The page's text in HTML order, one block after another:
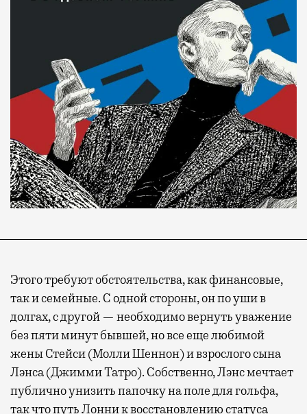
Современный путешественник часто берет
с собой не только чемодан, но и ноутбук.
А ожидание рейса все чаще превращается
не в потерянное время, а в возможность
спокойно закончить дела или спланировать
активности в путешествии, например
забронировать нужные билеты и рестораны.
Этого требуют обстоятельства, как финансовые,
так и семейные. С одной стороны, он по уши в
долгах, с другой — необходимо вернуть уважение
без пяти минут бывшей, но все еще любимой
жены Стейси (Молли Шеннон) и взрослого сына
Лэнса (Джимми Татро). Собственно, Лэнс мечтает
публично унизить папочку на поле для гольфа,
так что путь Лонни к восстановлению статуса